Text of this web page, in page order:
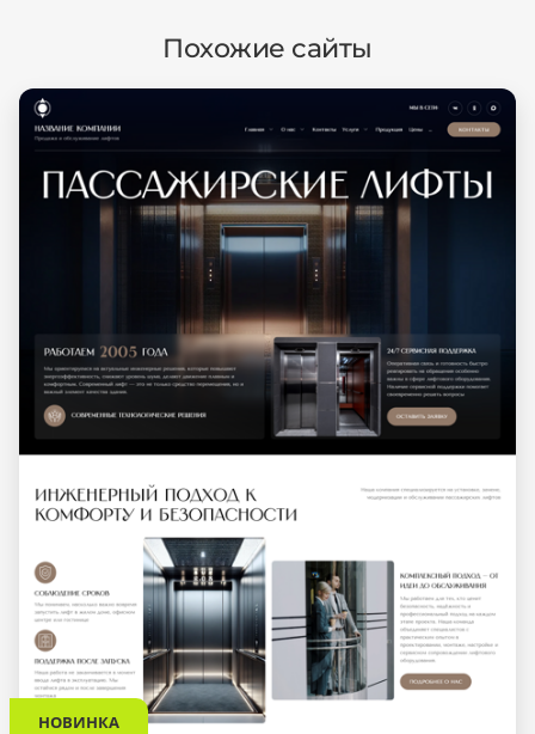
Похожие сайты
НОВИНКА